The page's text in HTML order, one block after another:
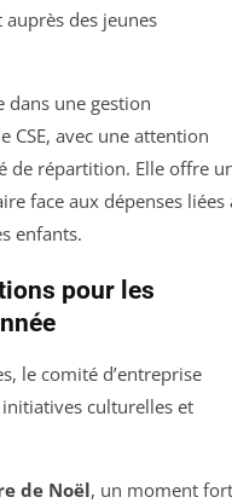
des jeunes
dans une gestion
CSE, avec une attention
de répartition. Elle offre
face aux dépenses liées
enfants.
pour les
le comité d’entreprise
culturelles et
de Noël, un moment fort